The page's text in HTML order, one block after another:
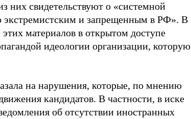
них свидетельствуют о «системной
и запрещенным в РФ». В
материалов в открытом доступе
идеологии организации, которую
на нарушения, которые, по мнению
кандидатов. В частности, в иске
об отсутствии иностранных